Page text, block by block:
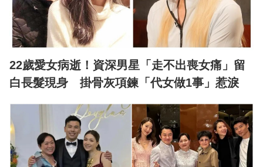
22歲愛女病逝！資深男星「走不出喪女痛」留
白長髮現身 掛骨灰項鍊「代女做1事」惹淚